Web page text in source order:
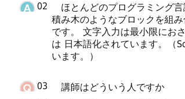
02
ほとんどのプログラミング
積み木のようなブロックを組
です。 文字入力は最小限にお
は 日本語化されています。（
います。）
03
講師はどういう人ですか